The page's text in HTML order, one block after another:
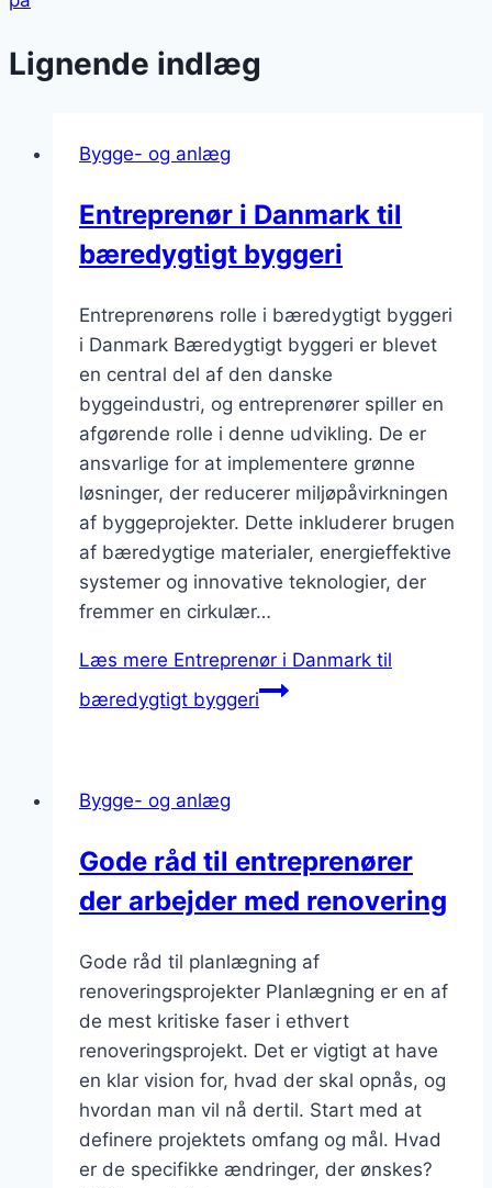
Lignende indlæg
Bygge- og anlæg
Entreprenør i Danmark til
bæredygtigt byggeri
Entreprenørens rolle i bæredygtigt byggeri
i Danmark Bæredygtigt byggeri er blevet
en central del af den danske
byggeindustri, og entreprenører spiller en
afgørende rolle i denne udvikling. De er
ansvarlige for at implementere grønne
løsninger, der reducerer miljøpåvirkningen
af byggeprojekter. Dette inkluderer brugen
af bæredygtige materialer, energieffektive
systemer og innovative teknologier, der
fremmer en cirkulær…
Læs mere Entreprenør i Danmark til
bæredygtigt byggeri
Bygge- og anlæg
Gode råd til entreprenører
der arbejder med renovering
Gode råd til planlægning af
renoveringsprojekter Planlægning er en af
de mest kritiske faser i ethvert
renoveringsprojekt. Det er vigtigt at have
en klar vision for, hvad der skal opnås, og
hvordan man vil nå dertil. Start med at
definere projektets omfang og mål. Hvad
er de specifikke ændringer, der ønskes?